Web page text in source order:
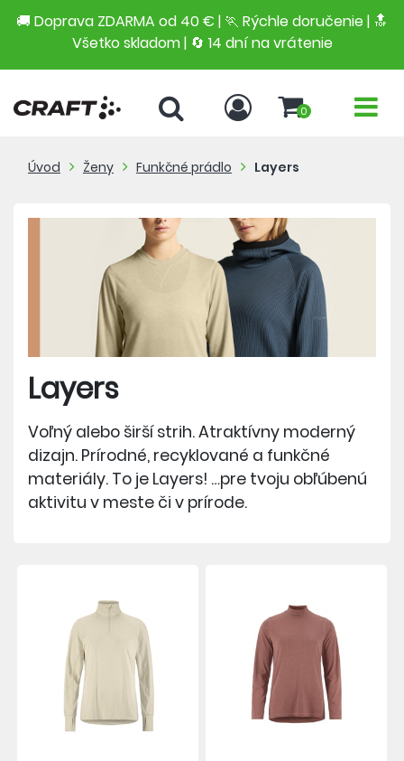
🚚 Doprava ZDARMA od 40 € | 🏃 Rýchle doručenie | 🔝
Všetko skladom | 🔄 14 dní na vrátenie
0
Úvod Ženy Funkčné prádlo Layers
Layers
Voľný alebo širší strih. Atraktívny moderný
dizajn. Prírodné, recyklované a funkčné
materiály. To je Layers! …pre tvoju obľúbenú
aktivitu v meste či v prírode.